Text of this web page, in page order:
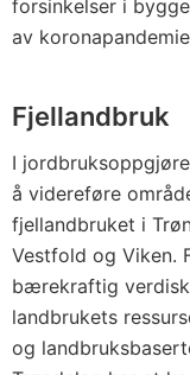
forsinkelser i
av
Fjellandbruk
I
å videreføre
fjellandbruket i
Vestfold og Viken.
bærekraftig
landbrukets
og